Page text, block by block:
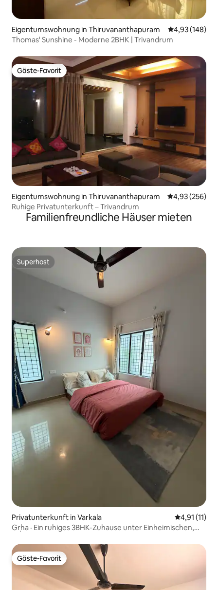
Eigentumswohnung in Thiruvananthapuram
4,93 (148)
Thomas' Sunshine - Moderne 2BHK | Trivandrum
Gäste-Favorit
Gäste-Favorit
Eigentumswohnung in Thiruvananthapuram
4,93 (256)
Ruhige Privatunterkunft – Trivandrum
Familienfreundliche Häuser mieten
Superhost
Superhost
Privatunterkunft in Varkala
4,91 (11)
Gṛha · Ein ruhiges 3BHK-Zuhause unter Einheimischen,
Gäste-Favorit
Gäste-Favorit